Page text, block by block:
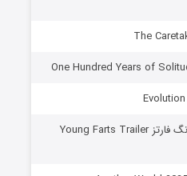
دانلود مستند قطعات تریلر یانگ فارتز Young Farts Trailer